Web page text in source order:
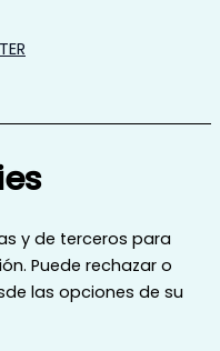
y de terceros para
Puede rechazar o
las opciones de su